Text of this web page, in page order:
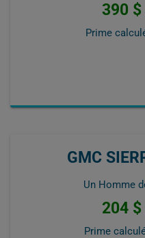
390
Prime
GMC
Un Homme
204
Prime